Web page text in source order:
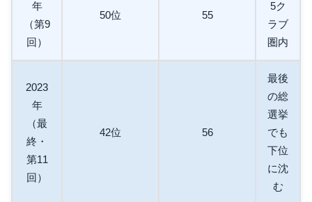
年
（第9
回）
50位 55
5ク
ラブ
圏内
2023
年
（最
終・
第11
回）
42位 56
最後
の総
選挙
でも
下位
に沈
む